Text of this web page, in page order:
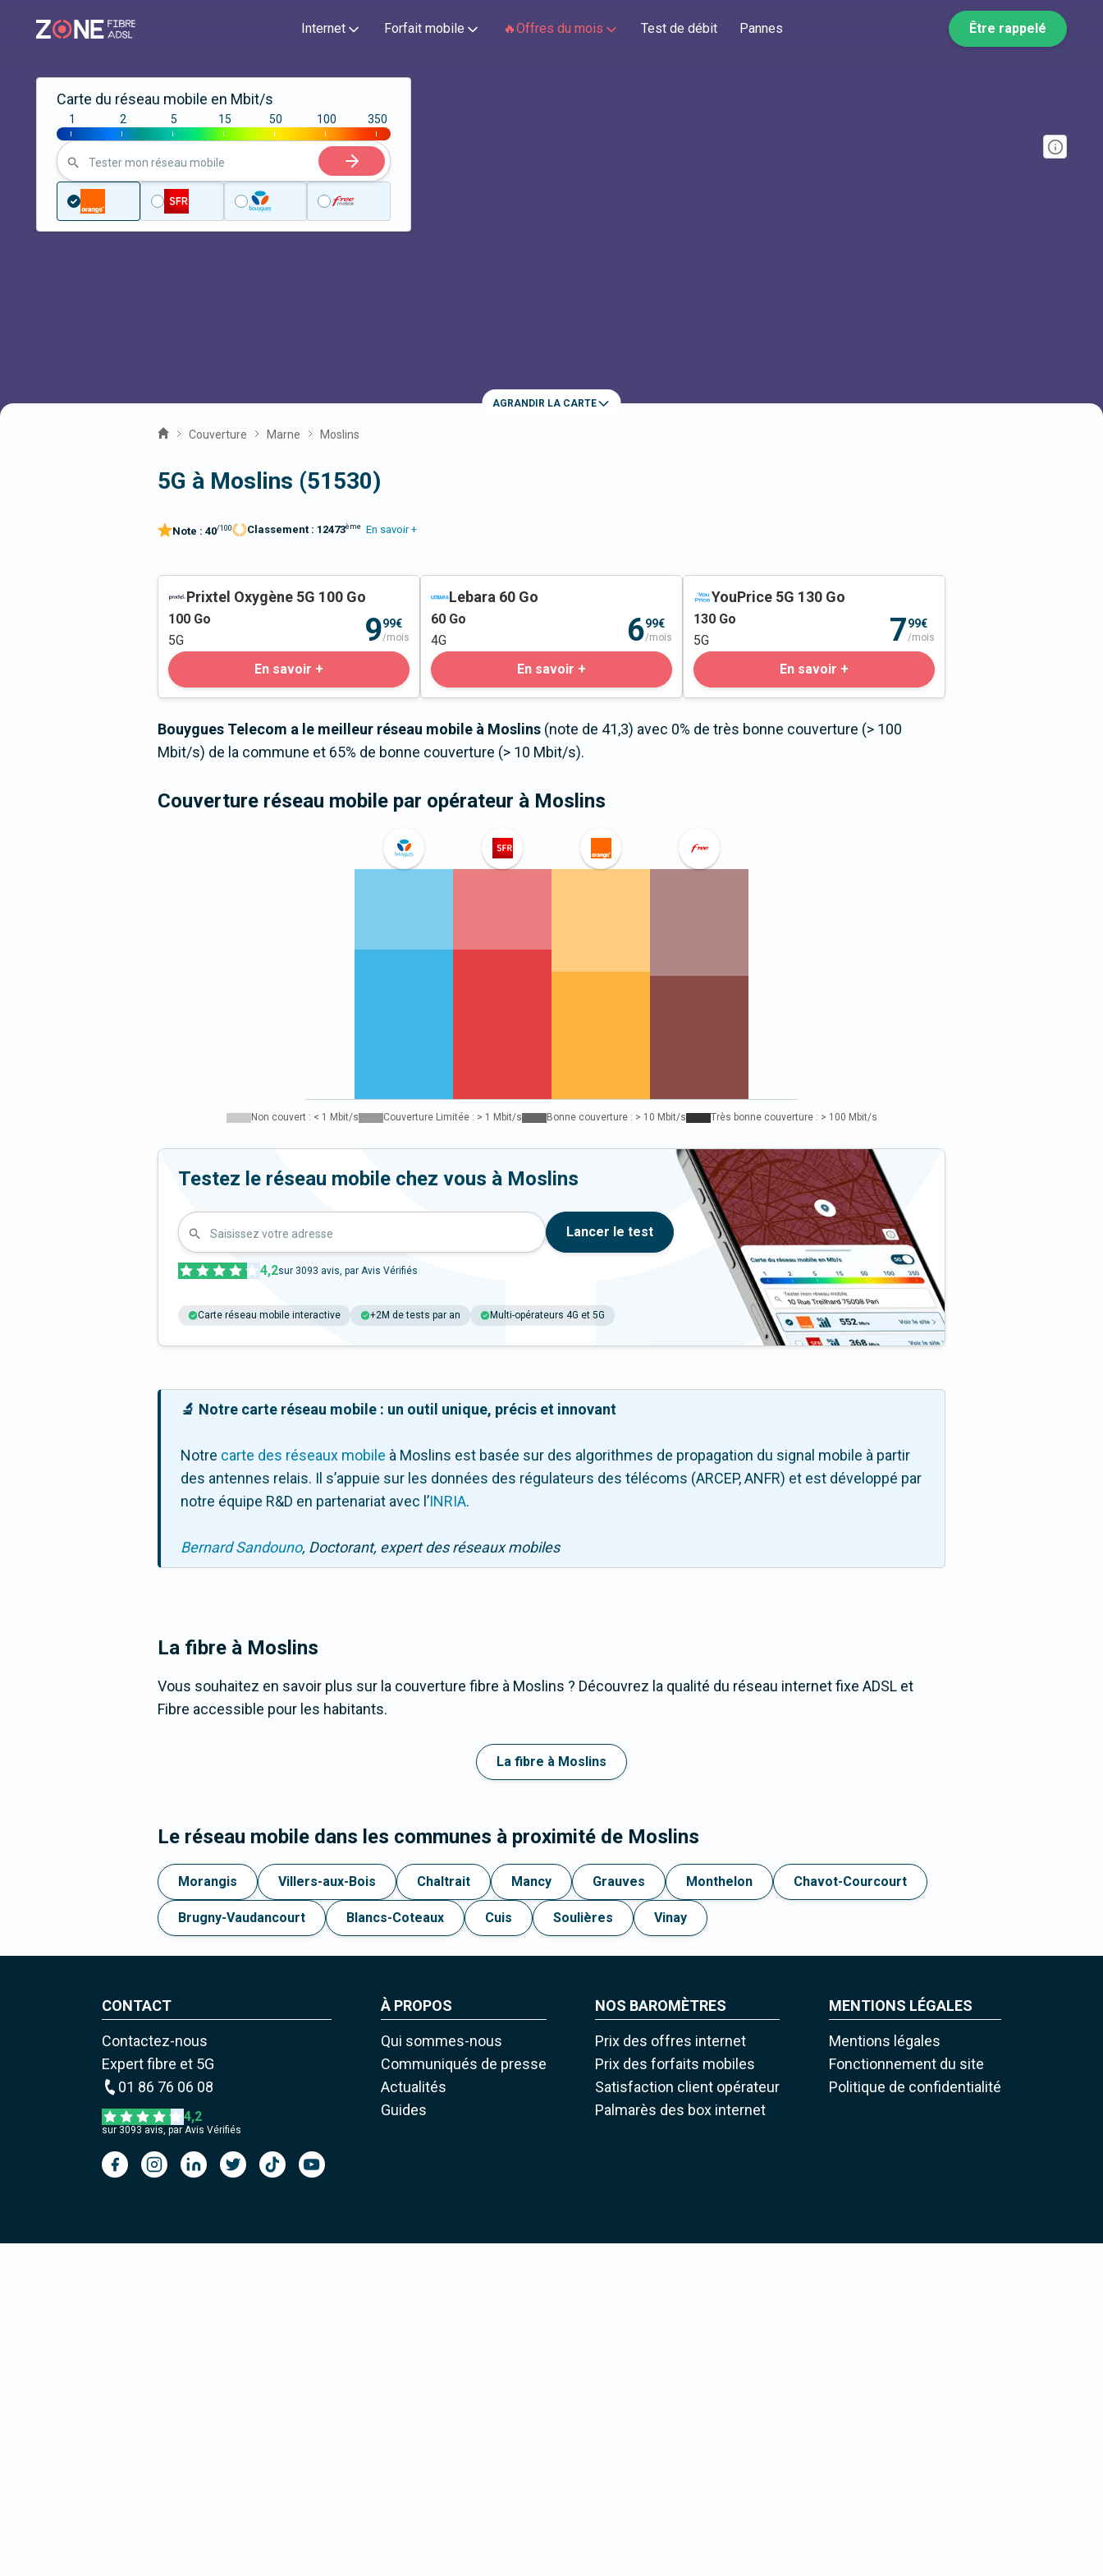
Internet Forfait mobile 🔥Offres du mois Test de débit Pannes Être rappelé
Carte du réseau mobile en Mbit/s
|
1
|
2
|
5
|
15
|
50
|
100
|
350
Tester mon réseau mobile
AGRANDIR LA CARTE
Couverture Marne Moslins
5G à Moslins (51530)
Note : 40/100 Classement : 12473ème En savoir +
Prixtel Oxygène 5G 100 Go
100 Go
5G
999€
/mois
En savoir +
Lebara 60 Go
60 Go
4G
699€
/mois
En savoir +
YouPrice 5G 130 Go
130 Go
5G
799€
/mois
En savoir +
Bouygues Telecom a le meilleur réseau mobile à Moslins (note de 41,3) avec 0% de très bonne couverture (> 100
Mbit/s) de la commune et 65% de bonne couverture (> 10 Mbit/s).
Couverture réseau mobile par opérateur à Moslins
Non couvert : < 1 Mbit/s Couverture Limitée : > 1 Mbit/s Bonne couverture : > 10 Mbit/s Très bonne couverture : > 100 Mbit/s
Testez le réseau mobile chez vous à Moslins
Saisissez votre adresse Lancer le test
4,2sur 3093 avis, par Avis Vérifiés
Carte réseau mobile interactive +2M de tests par an Multi-opérateurs 4G et 5G
🔬 Notre carte réseau mobile : un outil unique, précis et innovant
Notre carte des réseaux mobile à Moslins est basée sur des algorithmes de propagation du signal mobile à partir
des antennes relais. Il s’appuie sur les données des régulateurs des télécoms (ARCEP, ANFR) et est développé par
notre équipe R&D en partenariat avec l ’INRIA.
Bernard Sandouno, Doctorant, expert des réseaux mobiles
La fibre à Moslins
Vous souhaitez en savoir plus sur la couverture fibre à Moslins ? Découvrez la qualité du réseau internet fixe ADSL et
Fibre accessible pour les habitants.
La fibre à Moslins
Le réseau mobile dans les communes à proximité de Moslins
Morangis Villers-aux-Bois Chaltrait Mancy Grauves Monthelon Chavot-Courcourt
Brugny-Vaudancourt Blancs-Coteaux Cuis Soulières Vinay
CONTACT
Contactez-nous
Expert fibre et 5G
01 86 76 06 08
4,2
sur 3093 avis, par Avis Vérifiés
À PROPOS
Qui sommes-nous
Communiqués de presse
Actualités
Guides
NOS BAROMÈTRES
Prix des offres internet
Prix des forfaits mobiles
Satisfaction client opérateur
Palmarès des box internet
MENTIONS LÉGALES
Mentions légales
Fonctionnement du site
Politique de confidentialité